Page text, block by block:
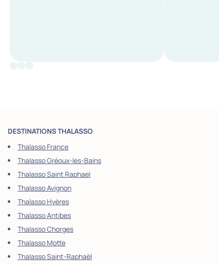
DESTINATIONS THALASSO
Thalasso France
Thalasso Gréoux-les-Bains
Thalasso Saint Raphael
Thalasso Avignon
Thalasso Hyères
Thalasso Antibes
Thalasso Chorges
Thalasso Motte
Thalasso Saint-Raphaël